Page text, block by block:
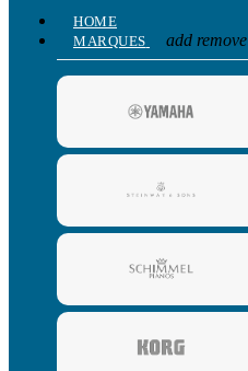
HOME
MARQUES
add remove